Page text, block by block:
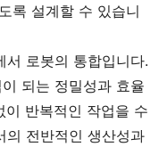
록 설계할 수 있습니
서 로봇의 통합입니다.
되는 정밀성과 효율
이 반복적인 작업을 수
의 전반적인 생산성과